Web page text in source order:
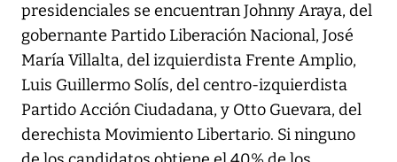
presidenciales se encuentran Johnny Araya, del
gobernante Partido Liberación Nacional, José
María Villalta, del izquierdista Frente Amplio,
Luis Guillermo Solís, del centro-izquierdista
Partido Acción Ciudadana, y Otto Guevara, del
derechista Movimiento Libertario. Si ninguno